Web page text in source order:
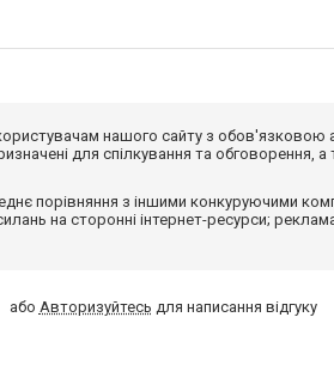
нашого сайту з обов'язковою
для спілкування та обговорення,
порівняння з іншими конкуруючими
на сторонні інтернет-ресурси;
або Авторизуйтесь для написання відгуку